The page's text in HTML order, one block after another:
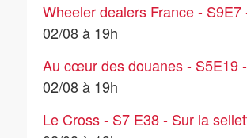
Wheeler dealers France - S9E7
Alpine A310 1600
02/08 à 19h
Au cœur des douanes - S5E19 -
Episode 19
02/08 à 19h
Le Cross - S7 E38 - Sur la